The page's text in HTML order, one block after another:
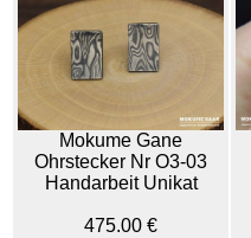
Mokume Gane
Ohrstecker Nr O3-03
Handarbeit Unikat
475.00 €